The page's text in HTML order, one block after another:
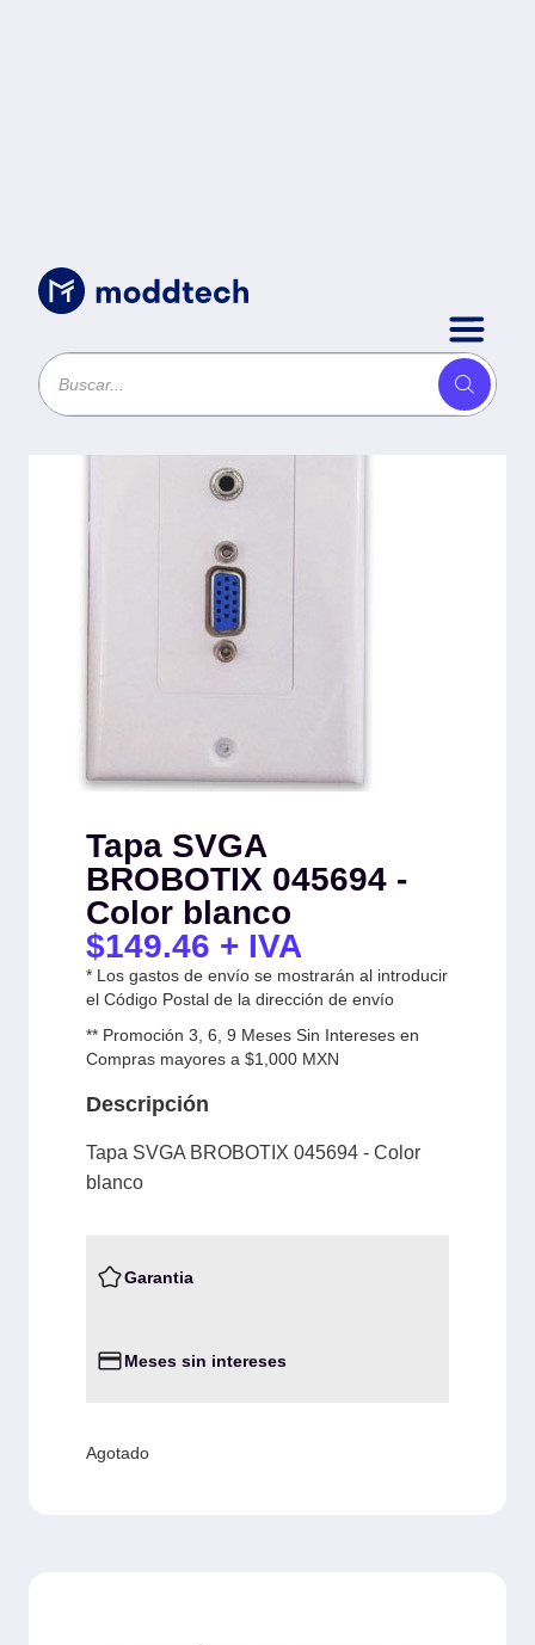
Tapa SVGA
BROBOTIX 045694 -
Color blanco
$149.46 + IVA
* Los gastos de envío se mostrarán al introducir
el Código Postal de la dirección de envío
** Promoción 3, 6, 9 Meses Sin Intereses en
Compras mayores a $1,000 MXN
Descripción
Tapa SVGA BROBOTIX 045694 - Color
blanco
Garantia
Meses sin intereses
Agotado